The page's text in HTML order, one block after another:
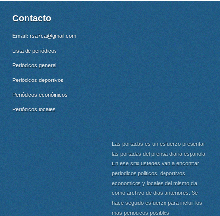
Contacto
Email: rsa7ca@gmail.com
Lista de periódicos
Periódicos general
Periódicos deportivos
Periódicos económicos
Periódicos locales
Las portadas es un esfuerzo presentar
las portadas del prensa diaria espanola.
En ese sitio ustedes van a encontrar
periodicos politicos, deportivos,
economicos y locales del mismo dia
como archivo de dias anteriores. Se
hace seguido esfuerzo para incluir los
mas periodicos posibles.